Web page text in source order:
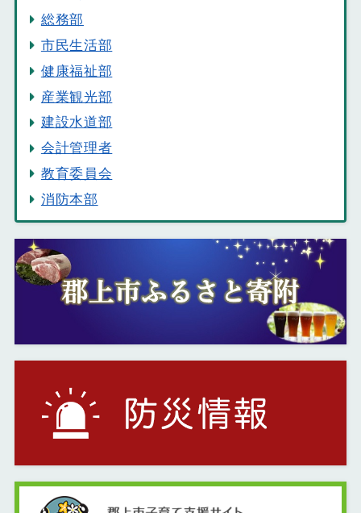
総務部
市民生活部
健康福祉部
産業観光部
建設水道部
会計管理者
教育委員会
消防本部